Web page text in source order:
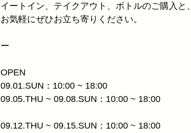
イートイン、テイクアウト、ボトルのご購入と、
お気軽にぜひお立ち寄りください。
ー
OPEN
09.01.SUN：10:00 ~ 18:00
09.05.THU ~ 09.08.SUN：10:00 ~ 18:00
09.12.THU ~ 09.15.SUN：10:00 ~ 18:00